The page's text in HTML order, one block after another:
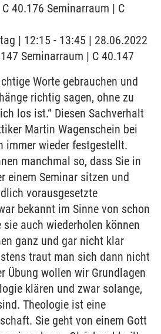
40.176 Seminarraum | C
| 12:15 - 13:45 | 28.06.2022
Seminarraum | C 40.147
Worte gebrauchen und
richtig sagen, ohne zu
los ist.“ Diesen Sachverhalt
Martin Wagenschein bei
immer wieder festgestellt.
manchmal so, dass Sie in
einem Seminar sitzen und
vorausgesetzte
bekannt im Sinne von schon
auch wiederholen können
ganz und gar nicht klar
traut man sich dann nicht
Übung wollen wir Grundlagen
klären und zwar solange,
Theologie ist eine
Sie geht von einem Gott